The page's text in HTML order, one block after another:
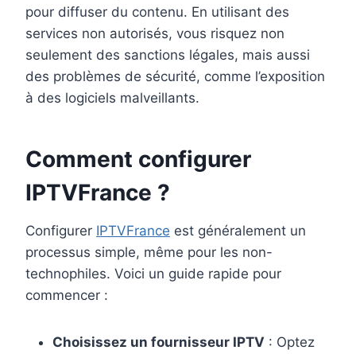
pour diffuser du contenu. En utilisant des
services non autorisés, vous risquez non
seulement des sanctions légales, mais aussi
des problèmes de sécurité, comme l’exposition
à des logiciels malveillants.
Comment configurer
IPTVFrance ?
Configurer IPTVFrance est généralement un
processus simple, même pour les non-
technophiles. Voici un guide rapide pour
commencer :
Choisissez un fournisseur IPTV : Optez